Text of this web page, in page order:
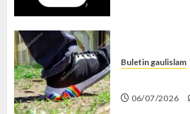
Buletin gaulislam
06/07/2026